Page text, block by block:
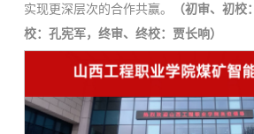
实现更深层次的合作共赢。
（初审、初
校：孔宪军，终审、终校：贾长响）